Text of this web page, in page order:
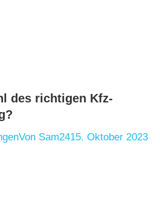
des richtigen Kfz-
Von Sam2415. Oktober 2023